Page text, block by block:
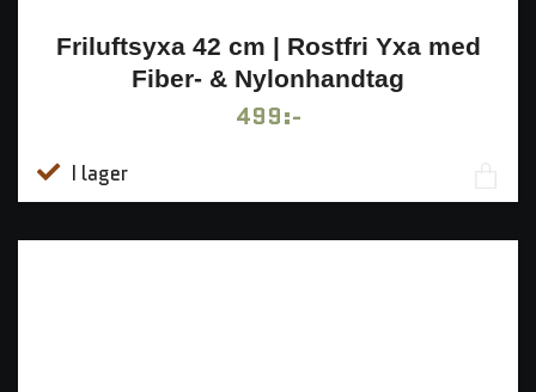
Friluftsyxa 42 cm | Rostfri Yxa med
Fiber- & Nylonhandtag
499:-
I lager